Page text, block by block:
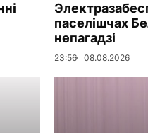
паселішчах
непагадзі
23:56 08.08.2026